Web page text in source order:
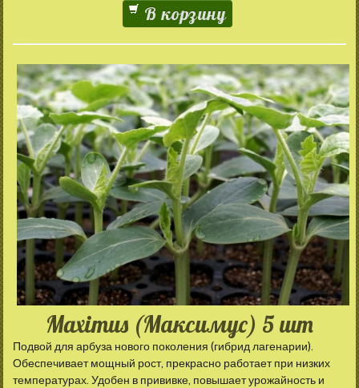
В корзину
Maximus (Максимус) 5 шт
Подвой для арбуза нового поколения (гибрид лагенарии).
Обеспечивает мощный рост, прекрасно работает при низких
температурах. Удобен в прививке, повышает урожайность и